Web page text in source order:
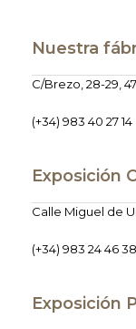
Nuestra
C/Brezo, 28-29,
(+34) 983 40 27 14
Exposición
Calle Miguel de
(+34) 983 24 46 38
Exposición